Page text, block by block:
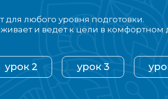
для любого уровня подготовки.
и ведет к цели в комфортном
урок 2 урок 3